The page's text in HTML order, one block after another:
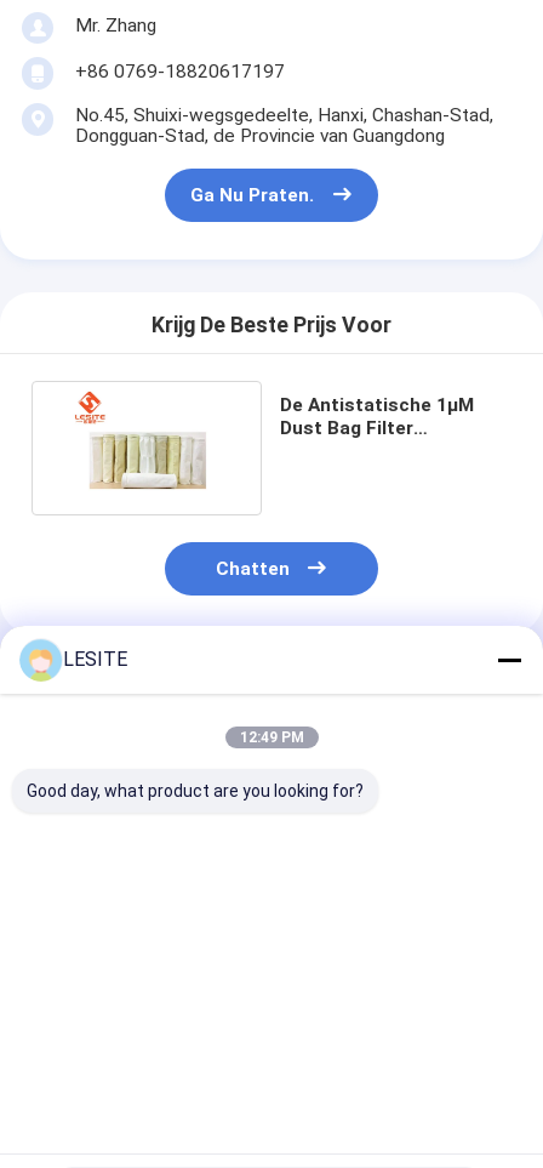
Semi Automatische het Vastnagelen Machine
Stofzakfilter
Origami die Machine vouwen
luchtfilter Frame maken machine
De Filter van de Hepazak
Mr. Zhang
+86 0769-18820617197
No.45, Shuixi-wegsgedeelte, Hanxi, Chashan-Stad,
Dongguan-Stad, de Provincie van Guangdong
Ga Nu Praten.
Krijg De Beste Prijs Voor
De Antistatische 1µM
Dust Bag Filter
Chatten
Geadviseerde Producten
LESITE
12:49 PM
Good day, what product are you looking for?